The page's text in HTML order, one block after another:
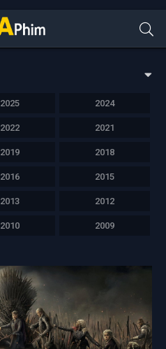
2025 2024
2022 2021
2019 2018
2016 2015
2013 2012
2010 2009